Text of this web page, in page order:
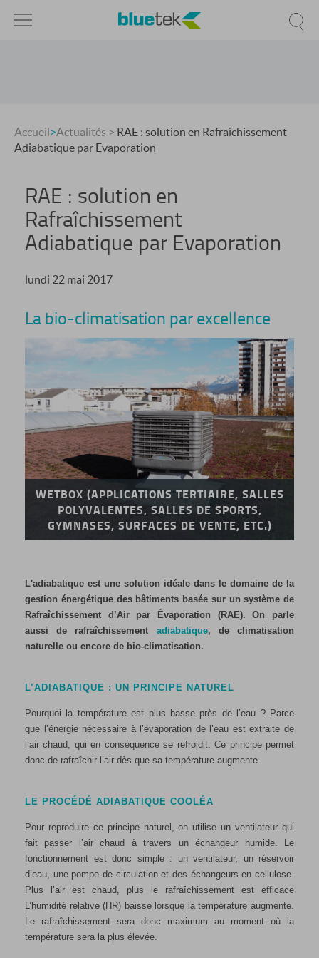
Accueil>Actualités > RAE : solution en Rafraîchissement
Adiabatique par Evaporation
RAE : solution en
Rafraîchissement
Adiabatique par Evaporation
lundi 22 mai 2017
La bio-climatisation par excellence
WETBOX (APPLICATIONS TERTIAIRE, SALLES
POLYVALENTES, SALLES DE SPORTS,
GYMNASES, SURFACES DE VENTE, ETC.)
L'adiabatique est une solution idéale dans le domaine de la
gestion énergétique des bâtiments basée sur un système de
Rafraîchissement d’Air par Évaporation (RAE). On parle
aussi de rafraîchissement adiabatique, de climatisation
naturelle ou encore de bio-climatisation.
L’ADIABATIQUE : UN PRINCIPE NATUREL
Pourquoi la température est plus basse près de l’eau ? Parce
que l’énergie nécessaire à l’évaporation de l’eau est extraite de
l’air chaud, qui en conséquence se refroidit. Ce principe permet
donc de rafraîchir l’air dès que sa température augmente.
LE PROCÉDÉ ADIABATIQUE COOLÉA
Pour reproduire ce principe naturel, on utilise un ventilateur qui
fait passer l’air chaud à travers un échangeur humide. Le
fonctionnement est donc simple : un ventilateur, un réservoir
d’eau, une pompe de circulation et des échangeurs en cellulose.
Plus l’air est chaud, plus le rafraîchissement est efficace
L’humidité relative (HR) baisse lorsque la température augmente.
Le rafraîchissement sera donc maximum au moment où la
température sera la plus élevée.